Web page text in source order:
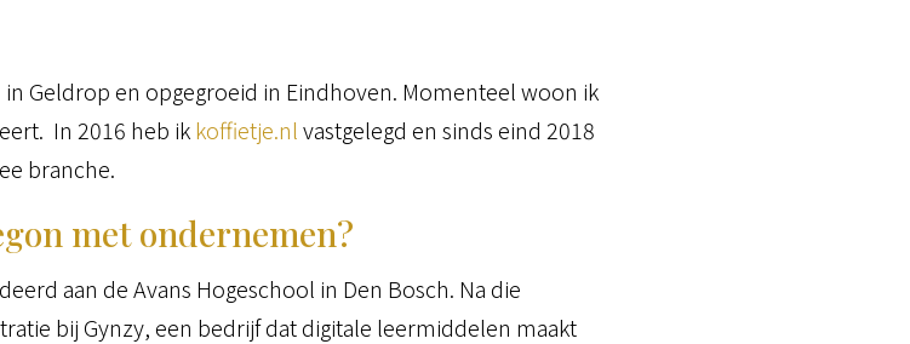
Geldrop en opgegroeid in Eindhoven. Momenteel woon ik
In 2016 heb ikkoffietje.nl vastgelegd en sinds eind 2018
branche.
met ondernemen?
aan de Avans Hogeschool in Den Bosch. Na die
bij Gynzy, een bedrijf dat digitale leermiddelen maakt